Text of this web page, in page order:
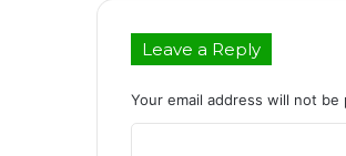
Leave a Reply
Your email address will not be